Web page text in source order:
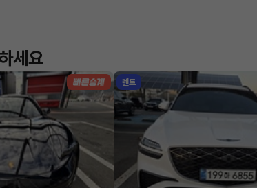
세요
렌트